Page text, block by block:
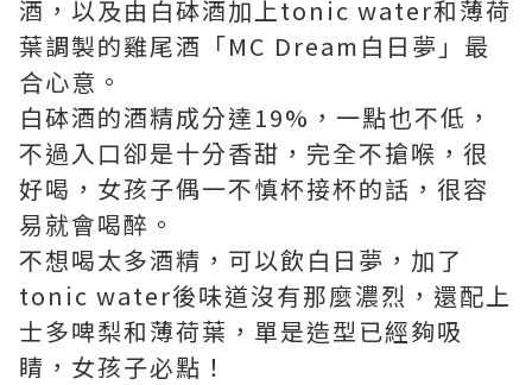
酒，以及由白砵酒加上tonic water和薄荷
葉調製的雞尾酒「MC Dream白日夢」最
合心意。
白砵酒的酒精成分達19%，一點也不低，
不過入口卻是十分香甜，完全不搶喉，很
好喝，女孩子偶一不慎杯接杯的話，很容
易就會喝醉。
不想喝太多酒精，可以飲白日夢，加了
tonic water後味道沒有那麼濃烈，還配上
士多啤梨和薄荷葉，單是造型已經夠吸
睛，女孩子必點！